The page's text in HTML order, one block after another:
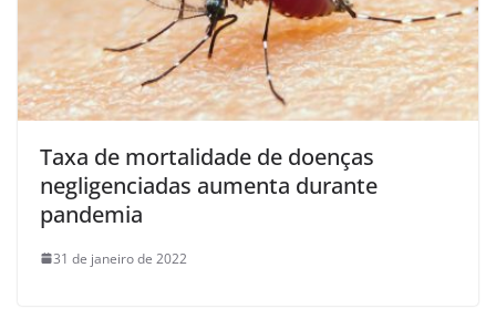
Taxa de mortalidade de doenças
negligenciadas aumenta durante
pandemia
31 de janeiro de 2022